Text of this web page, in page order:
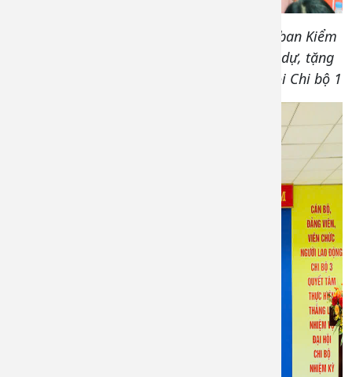
Đ/c Đinh Cao Minh – UVTV, Chủ nhiệm Ủy ban Kiểm
tra Đảng ủy, Phó Giám đốc Bệnh viện đến dự, tặng
hoa chúc mừng và phát biểu chỉ đạo Đại hội Chi bộ 1